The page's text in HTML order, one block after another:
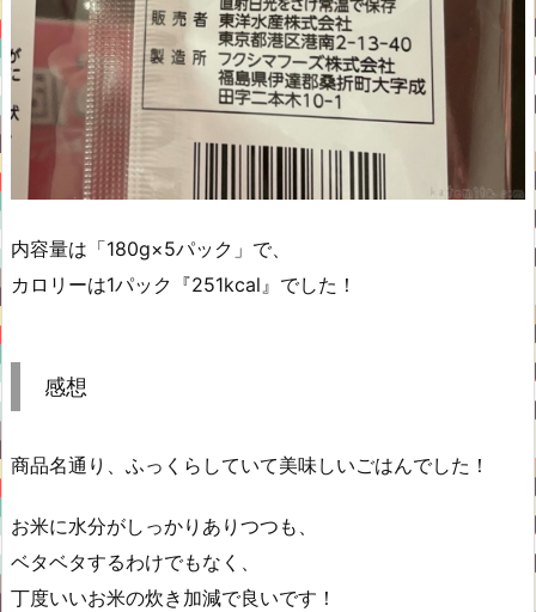
内容量は「180g×5パック」で、
カロリーは1パック『251kcal』でした！
感想
商品名通り、ふっくらしていて美味しいごはんでした！
お米に水分がしっかりありつつも、
ベタベタするわけでもなく、
丁度いいお米の炊き加減で良いです！